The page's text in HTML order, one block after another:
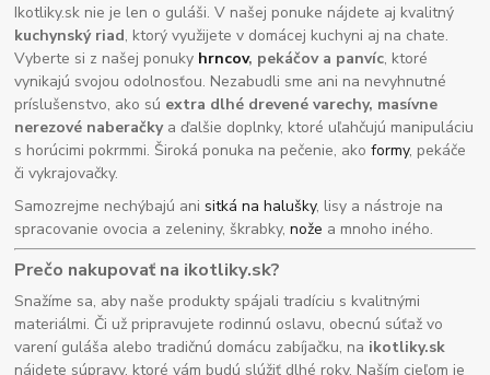
Ikotliky.sk nie je len o guláši. V našej ponuke nájdete aj kvalitný
kuchynský riad, ktorý využijete v domácej kuchyni aj na chate.
Vyberte si z našej ponuky hrncov, pekáčov a panvíc, ktoré
vynikajú svojou odolnosťou. Nezabudli sme ani na nevyhnutné
príslušenstvo, ako sú extra dlhé drevené varechy, masívne
nerezové naberačkya ďalšie doplnky, ktoré uľahčujú manipuláciu
s horúcimi pokrmmi. Široká ponuka na pečenie, akoformy, pekáče
či vykrajovačky.
Samozrejme nechýbajú anisitká na halušky, lisy a nástroje na
spracovanie ovocia a zeleniny, škrabky,nože a mnoho iného.
Prečo nakupovať na ikotliky.sk?
Snažíme sa, aby naše produkty spájali tradíciu s kvalitnými
materiálmi. Či už pripravujete rodinnú oslavu, obecnú súťaž vo
varení guláša alebo tradičnú domácu zabíjačku, na ikotliky.sk
nájdete súpravy, ktoré vám budú slúžiť dlhé roky. Naším cieľom je